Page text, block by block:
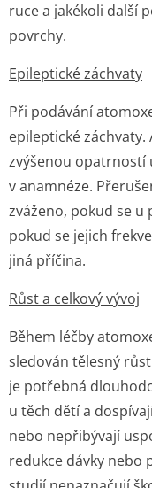
ruce a jakékoli další
povrchy.
Epileptické záchvaty
Při podávání
epileptické
zvýšenou opatrností
v anamnéze.
zváženo, pokud se u
pokud se jejich
jiná příčina.
Růst a celkový vývoj
Během léčby
sledován tělesný
je potřebná
u těch dětí a
nebo nepřibývají
redukce dávky nebo